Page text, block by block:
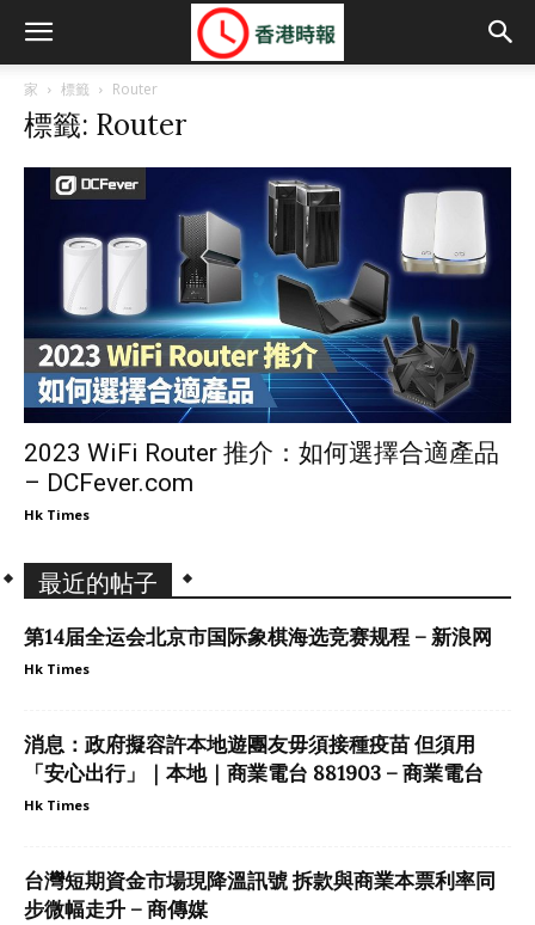
家 標籤 Router
標籤: Router
2023 WiFi Router 推介：如何選擇合適產品
– DCFever.com
Hk Times
最近的帖子
第14届全运会北京市国际象棋海选竞赛规程 – 新浪网
Hk Times
消息：政府擬容許本地遊團友毋須接種疫苗 但須用
「安心出行」｜本地｜商業電台 881903 – 商業電台
Hk Times
台灣短期資金市場現降溫訊號 拆款與商業本票利率同
步微幅走升 – 商傳媒